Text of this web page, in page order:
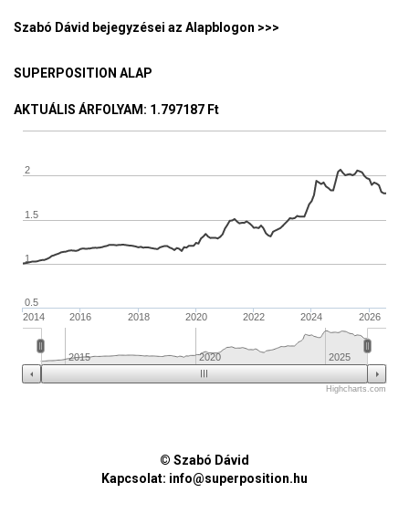
Szabó Dávid bejegyzései az Alapblogon >>>
SUPERPOSITION ALAP
AKTUÁLIS ÁRFOLYAM : 1.797187 Ft
2016 2018 2020 2022 2024 2026
2014
2015 2020 2025
1
1.5
2
0.5
Highcharts.com
© Szabó Dávid
Kapcsolat: info@superposition.hu